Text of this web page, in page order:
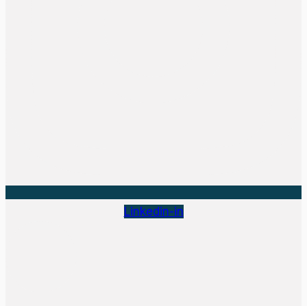
Linkedin-in